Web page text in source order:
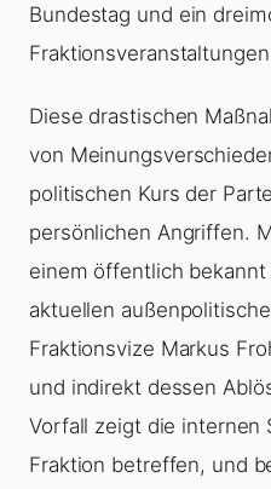
Bundestag und ein
Diese drastischen
von
politischen Kurs der
persönlichen Angriffen.
einem öffentlich
aktuellen
Fraktionsvize Markus
und indirekt dessen
Vorfall zeigt die internen
Fraktion betreffen, und